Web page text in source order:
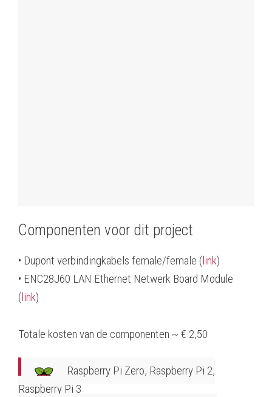
Componenten voor dit project
• Dupont verbindingkabels female/female (link)
• ENC28J60 LAN Ethernet Netwerk Board Module
(link)
Totale kosten van de componenten ~ € 2,50
Raspberry Pi Zero, Raspberry Pi 2,
Raspberry Pi 3